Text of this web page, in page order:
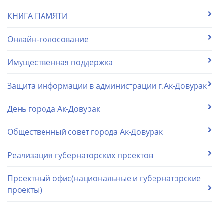
КНИГА ПАМЯТИ
Онлайн-голосование
Имущественная поддержка
Защита информации в администрации г.Ак-Довурак
День города Ак-Довурак
Общественный совет города Ак-Довурак
Реализация губернаторских проектов
Проектный офис(национальные и губернаторские
проекты)